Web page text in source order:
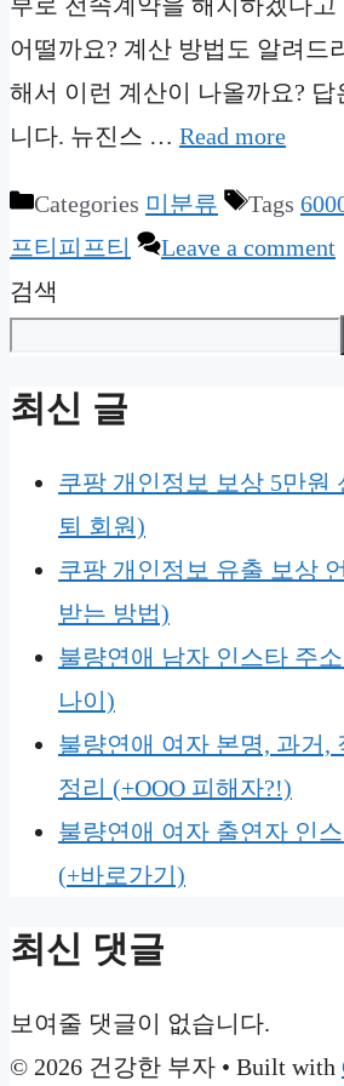
부로 전속계약을 해지하겠다
어떨까요? 계산 방법도 알려드
해서 이런 계산이 나올까요?
니다. 뉴진스 … Read more
Categories 미분류 Tags
프티피프티
Leave a comment
검색
최신 글
쿠팡 개인정보 보상 5만원
퇴 회원)
쿠팡 개인정보 유출 보상
받는 방법)
불량연애 남자 인스타 주
나이)
불량연애 여자 본명, 과거,
정리 (+OOO 피해자?!)
불량연애 여자 출연자 인
(+바로가기)
최신 댓글
보여줄 댓글이 없습니다.
© 2026 건강한 부자 • Built with